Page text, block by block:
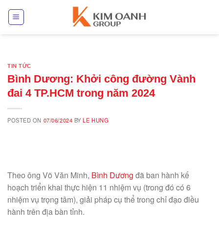
TIN TỨC
Bình Dương: Khởi công đường Vành
đai 4 TP.HCM trong năm 2024
POSTED ON 07/06/2024 BYLE HUNG
Theo ông Võ Văn Minh, Bình Dương đã ban hành kế
hoạch triển khai thực hiện 11 nhiệm vụ (trong đó có 6
nhiệm vụ trọng tâm), giải pháp cụ thể trong chỉ đạo điều
hành trên địa bàn tỉnh.